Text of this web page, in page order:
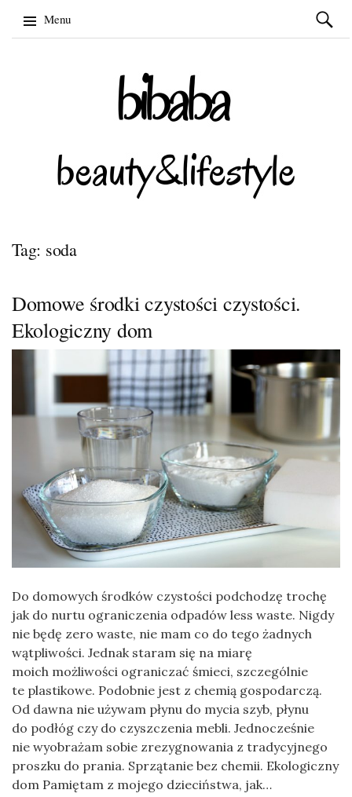
Menu
Szukaj:
Tag: soda
Domowe środki czystości czystości.
Ekologiczny dom
Do domowych środków czystości podchodzę trochę
jak do nurtu ograniczenia odpadów less waste. Nigdy
nie będę zero waste, nie mam co do tego żadnych
wątpliwości. Jednak staram się na miarę
moich możliwości ograniczać śmieci, szczególnie
te plastikowe. Podobnie jest z chemią gospodarczą.
Od dawna nie używam płynu do mycia szyb, płynu
do podłóg czy do czyszczenia mebli. Jednocześnie
nie wyobrażam sobie zrezygnowania z tradycyjnego
proszku do prania. Sprzątanie bez chemii. Ekologiczny
dom Pamiętam z mojego dzieciństwa, jak…